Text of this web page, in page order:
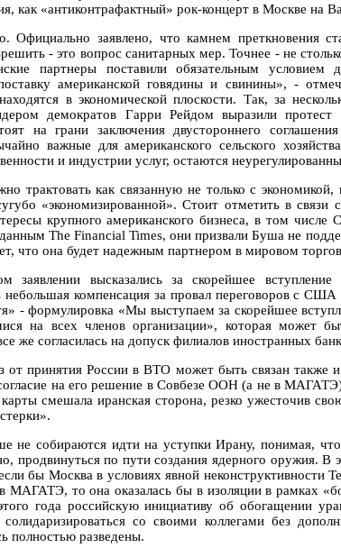
как «антиконтрафактный» рок-концерт в Москве на
Официально заявлено, что камнем преткновения
- это вопрос санитарных мер. Точнее - не
партнеры поставили обязательным условием
американской говядины и свинины», -
в экономической плоскости. Так, за
демократов Гарри Рейдом выразили протест
на грани заключения двустороннего
важные для американского сельского
и индустрии услуг, остаются
трактовать как связанную не только с
«экономизированной». Стоит отметить в
крупного американского бизнеса, в том числе
The Financial Times, они призвали Буша не
что она будет надежным партнером в мировом
заявлении высказались за скорейшее
компенсация за провал переговоров с
- формулировка «Мы выступаем за скорейшее
на всех членов организации», которая может
же согласилась на допуск филиалов иностранных
от принятия России в ВТО может быть связан также
на его решение в Совбезе ООН (а не в
смешала иранская сторона, резко ужесточив
не собираются идти на уступки Ирану, понимая, что
продвинуться по пути создания ядерного оружия. В
бы Москва в условиях явной неконструктивности
МАГАТЭ, то она оказалась бы в изоляции в рамках
года российскую инициативу об обогащении
со своими коллегами без
полностью разведены.